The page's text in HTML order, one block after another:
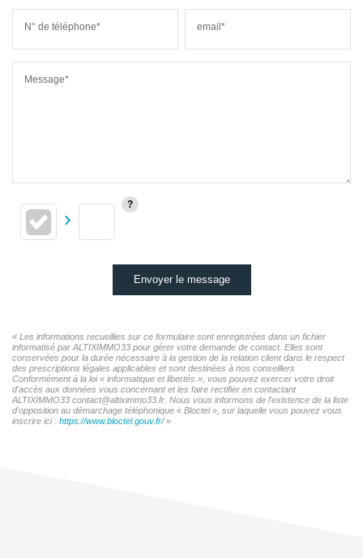
N° de téléphone* email*
Message*
Envoyer le message
« Les informations recueillies sur ce formulaire sont enregistrées dans un fichier
informatisé par ALTIXIMMO33 pour gérer votre demande de contact. Elles sont
conservées pour la durée nécessaire à la gestion de la relation client dans le respect
des prescriptions légales applicables et sont destinées à nos conseillers
Conformément à la loi « informatique et libertés », vous pouvez exercer votre droit
d'accès aux données vous concernant et les faire rectifier en contactant
ALTIXIMMO33 contact@altiximmo33.fr. Nous vous informons de l'existence de la liste
d'opposition au démarchage téléphonique « Bloctel », sur laquelle vous pouvez vous
inscrire ici : https://www.bloctel.gouv.fr/»